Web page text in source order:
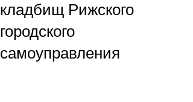
кладбищ Рижского
городского
самоуправления